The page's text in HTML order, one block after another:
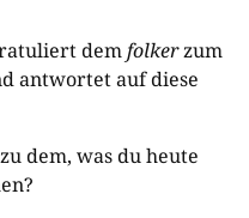
demfolkerzum
antwortet auf diese
dem, wasduheute